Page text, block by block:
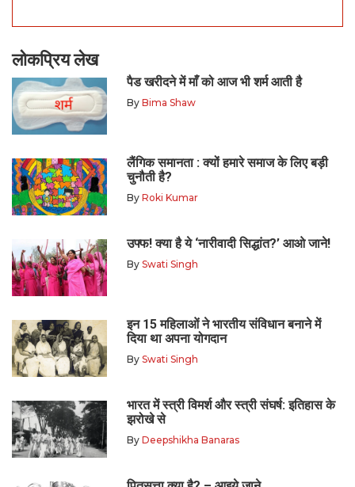
लोकप्रिय लेख
पैड खरीदने में माँ को आज भी शर्म आती है
By Bima Shaw
लैंगिक समानता : क्यों हमारे समाज के लिए बड़ी
चुनौती है?
By Roki Kumar
उफ्फ! क्या है ये ‘नारीवादी सिद्धांत?’ आओ जाने!
By Swati Singh
इन 15 महिलाओं ने भारतीय संविधान बनाने में
दिया था अपना योगदान
By Swati Singh
भारत में स्त्री विमर्श और स्त्री संघर्ष: इतिहास के
झरोखे से
By Deepshikha Banaras